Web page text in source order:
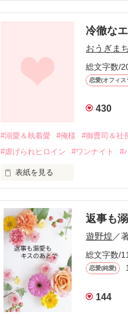
幼なじみの哲平に淡い恋心を抱
しかし、ある出来事をきっか
関係修復もできないまま、美桜
引っ越すことになり、哲平とも
運命のような再会を果たす。
そして、ひょんなことから
酔った勢いで一夜を共にしてし
さらに、美桜が初めてだと知っ
『責任をとる、結婚しよう』
甘やかしてくる。
そんなある日、哲平は美桜がス
遭っていることを知る。
美桜を守るため、哲平は同居
夏木美桜(なつきみお)
✕
鳴海哲平 (なるみてっぺい)
冷徹な
おうぎま
総文字数/
恋愛(オフィス
430
#溺愛＆執着愛 #俺様 #御曹司＆社
#虐げられヒロイン
#ワンナイト #
表紙を見る
ろ、日本人美青年と出会い、酒
帰国後、美桜は新しい職場で
も関わらず、一族を離れて起
人だったのだ――！
なぜか恭司から飼い猫の世話
返事も
遊野煌 ／
総文字数/
恋愛(純愛)
144